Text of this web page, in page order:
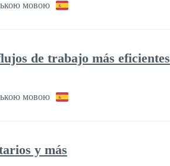
мовою
de trabajo más eficientes
мовою
y más